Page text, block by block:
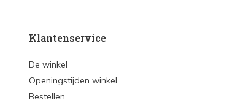
Klantenservice
De winkel
Openingstijden winkel
Bestellen